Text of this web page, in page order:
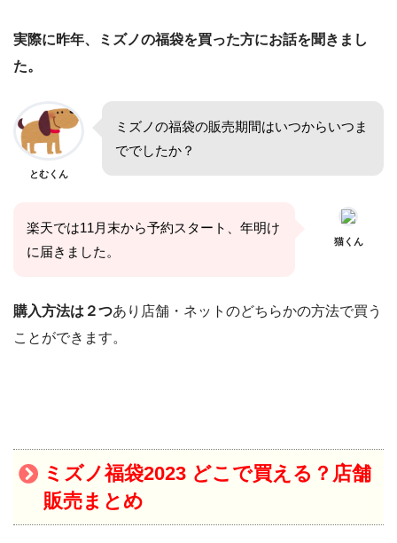
実際に昨年、ミズノの福袋を買った方にお話を聞きまし
た。
とむくん
ミズノの福袋の販売期間はいつからいつま
ででしたか？
楽天では11月末から予約スタート、年明け
に届きました。
猫くん
購入方法は２つあり店舗・ネットのどちらかの方法で買う
ことができます。
ミズノ福袋2023 どこで買える？店舗
販売まとめ